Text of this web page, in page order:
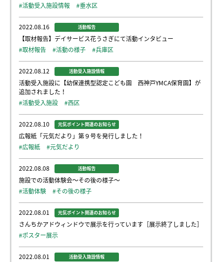
#活動受入施設情報
#垂水区
2022.08.16 活動報告
【取材報告】デイサービス花うさぎにて活動インタビュー
#取材報告
#活動の様子 #兵庫区
2022.08.12 活動受入施設情報
活動受入施設に【幼保連携型認定こども園 西神戸YMCA保育園】が
追加されました！
#活動受入施設
#西区
2022.08.10 元気ポイント関連のお知らせ
広報紙「元気だより」第９号を発行しました！
#広報紙
#元気だより
2022.08.08 活動報告
施設での活動体験会～その後の様子～
#活動体験
#その後の様子
2022.08.01 元気ポイント関連のお知らせ
さんちかアドウィンドウで展示を行っています［展示終了しました］
#ポスター展示
2022.08.01 活動受入施設情報